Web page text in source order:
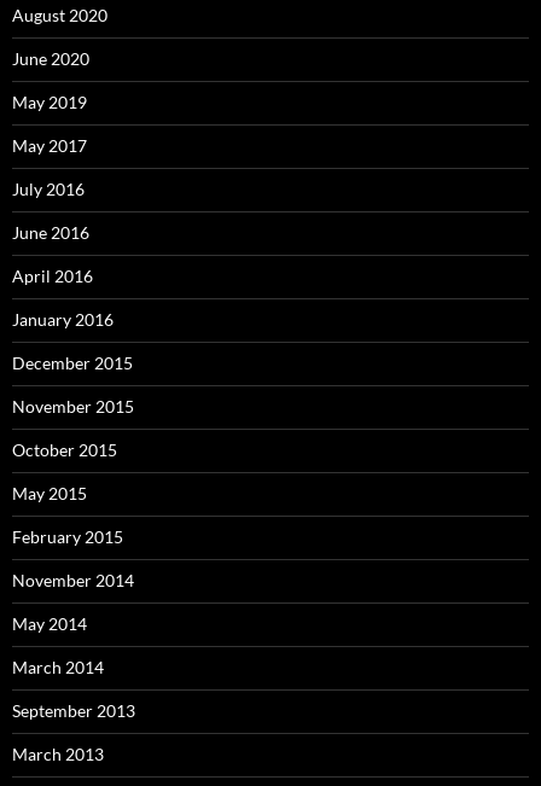
August 2020
June 2020
May 2019
May 2017
July 2016
June 2016
April 2016
January 2016
December 2015
November 2015
October 2015
May 2015
February 2015
November 2014
May 2014
March 2014
September 2013
March 2013